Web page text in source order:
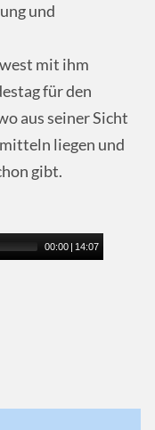
und
mit ihm
für den
aus seiner Sicht
liegen und
gibt.
00:00 | 14:07